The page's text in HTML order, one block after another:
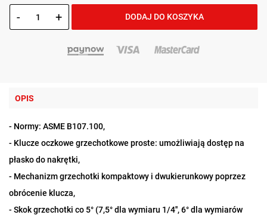
- + DODAJ DO KOSZYKA
OPIS
- Normy: ASME B107.100,
- Klucze oczkowe grzechotkowe proste: umożliwiają dostęp na
płasko do nakrętki,
- Mechanizm grzechotki kompaktowy i dwukierunkowy poprzez
obrócenie klucza,
- Skok grzechotki co 5° (7,5° dla wymiaru 1/4'', 6° dla wymiarów